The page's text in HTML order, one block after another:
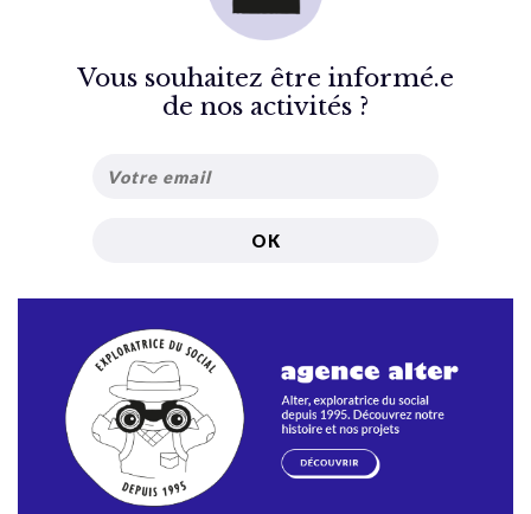
Vous souhaitez être informé.e
de nos activités ?